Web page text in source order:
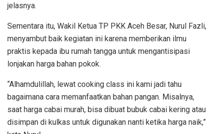
jelasnya.
Sementara itu, Wakil Ketua TP PKK Aceh Besar, Nurul Fazli,
menyambut baik kegiatan ini karena memberikan ilmu
praktis kepada ibu rumah tangga untuk mengantisipasi
lonjakan harga bahan pokok.
“Alhamdulillah, lewat cooking class ini kami jadi tahu
bagaimana cara memanfaatkan bahan pangan. Misalnya,
saat harga cabai murah, bisa dibuat bubuk cabai kering atau
disimpan di kulkas untuk digunakan nanti ketika harga naik,”